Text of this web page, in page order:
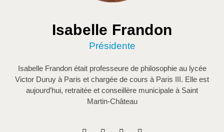
Isabelle Frandon
Présidente
Isabelle Frandon était professeure de philosophie au lycée
Victor Duruy à Paris et chargée de cours à Paris III. Elle est
aujourd’hui, retraitée et conseillère municipale à Saint
Martin-Château